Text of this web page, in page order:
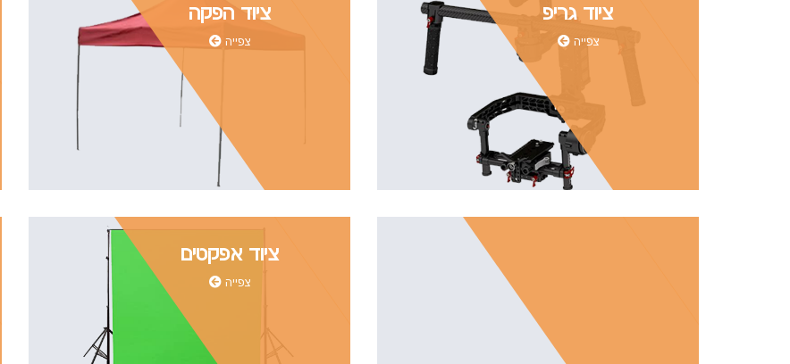
ציוד גריפ
צפייה
ציוד הפקה
צפייה
ציוד אפקטים
צפייה